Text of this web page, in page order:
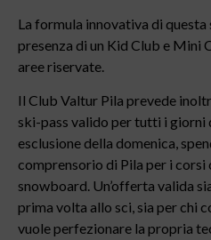
La formula innovativa di
presenza di un Kid Club e Mini
aree riservate.
Il Club Valtur Pila prevede
ski-pass valido per tutti i giorni
esclusione della domenica,
comprensorio di Pila per i
snowboard. Un’offerta valida
prima volta allo sci, sia per chi
vuole perfezionare la propria